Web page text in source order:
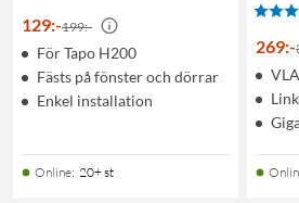
129:-199:-
För Tapo H200
Fästs på fönster och dörrar
Enkel installation
Online: 20+ st
269:-